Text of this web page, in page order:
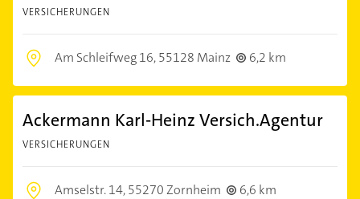
VERSICHERUNGEN
Am Schleifweg 16,55128 Mainz 6,2 km
Ackermann Karl-Heinz Versich.Agentur
VERSICHERUNGEN
Amselstr. 14,55270 Zornheim
6,6 km